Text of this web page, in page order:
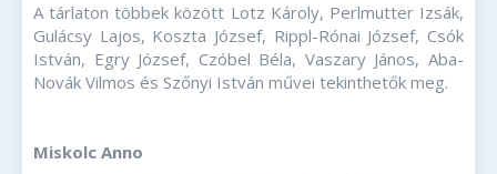
A tárlaton többek között Lotz Károly, Perlmutter Izsák,
Gulácsy Lajos, Koszta József, Rippl-Rónai József, Csók
István, Egry József, Czóbel Béla, Vaszary János, Aba-
Novák Vilmos és Szőnyi István művei tekinthetők meg.
Miskolc Anno